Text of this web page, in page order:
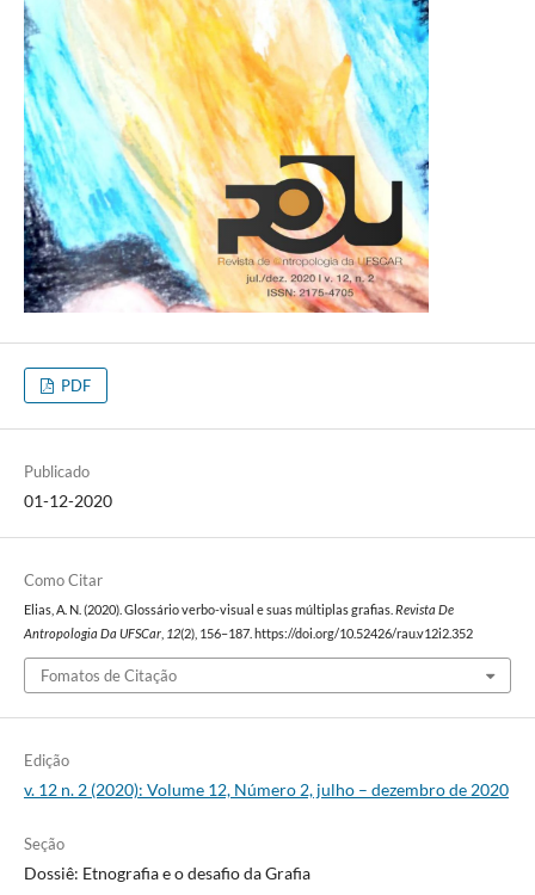
PDF
Publicado
01-12-2020
Como Citar
Elias, A. N. (2020). Glossário verbo-visual e suas múltiplas grafias. Revista De
Antropologia Da UFSCar, 12(2), 156–187. https://doi.org/10.52426/rau.v12i2.352
Fomatos de Citação
Edição
v. 12 n. 2 (2020): Volume 12, Número 2, julho – dezembro de 2020
Seção
Dossiê: Etnografia e o desafio da Grafia